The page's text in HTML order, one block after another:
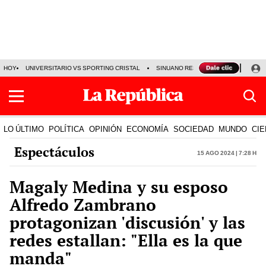
HOY UNIVERSITARIO VS SPORTING CRISTAL SINUANO RESULTADOS HOY
LO ÚLTIMO POLÍTICA OPINIÓN ECONOMÍA SOCIEDAD MUNDO
Espectáculos 15 Ago 2024 | 7:28 h
Magaly Medina y su esposo
Alfredo Zambrano
protagonizan 'discusión' y las
redes estallan: "Ella es la que
manda"